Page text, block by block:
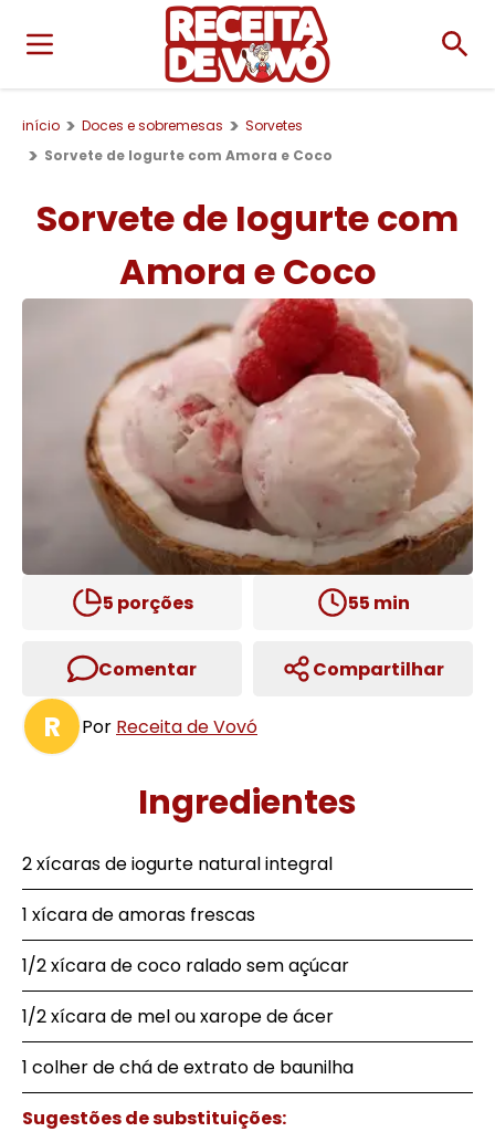
início Doces e sobremesas
Sorvetes
Sorvete de Iogurte com Amora e Coco
Sorvete de Iogurte com
Amora e Coco
5 porções 55 min
Comentar Compartilhar
R Por Receita de Vovó
Ingredientes
2 xícaras de iogurte natural integral
1 xícara de amoras frescas
1/2 xícara de coco ralado sem açúcar
1/2 xícara de mel ou xarope de ácer
1 colher de chá de extrato de baunilha
Sugestões de substituições: